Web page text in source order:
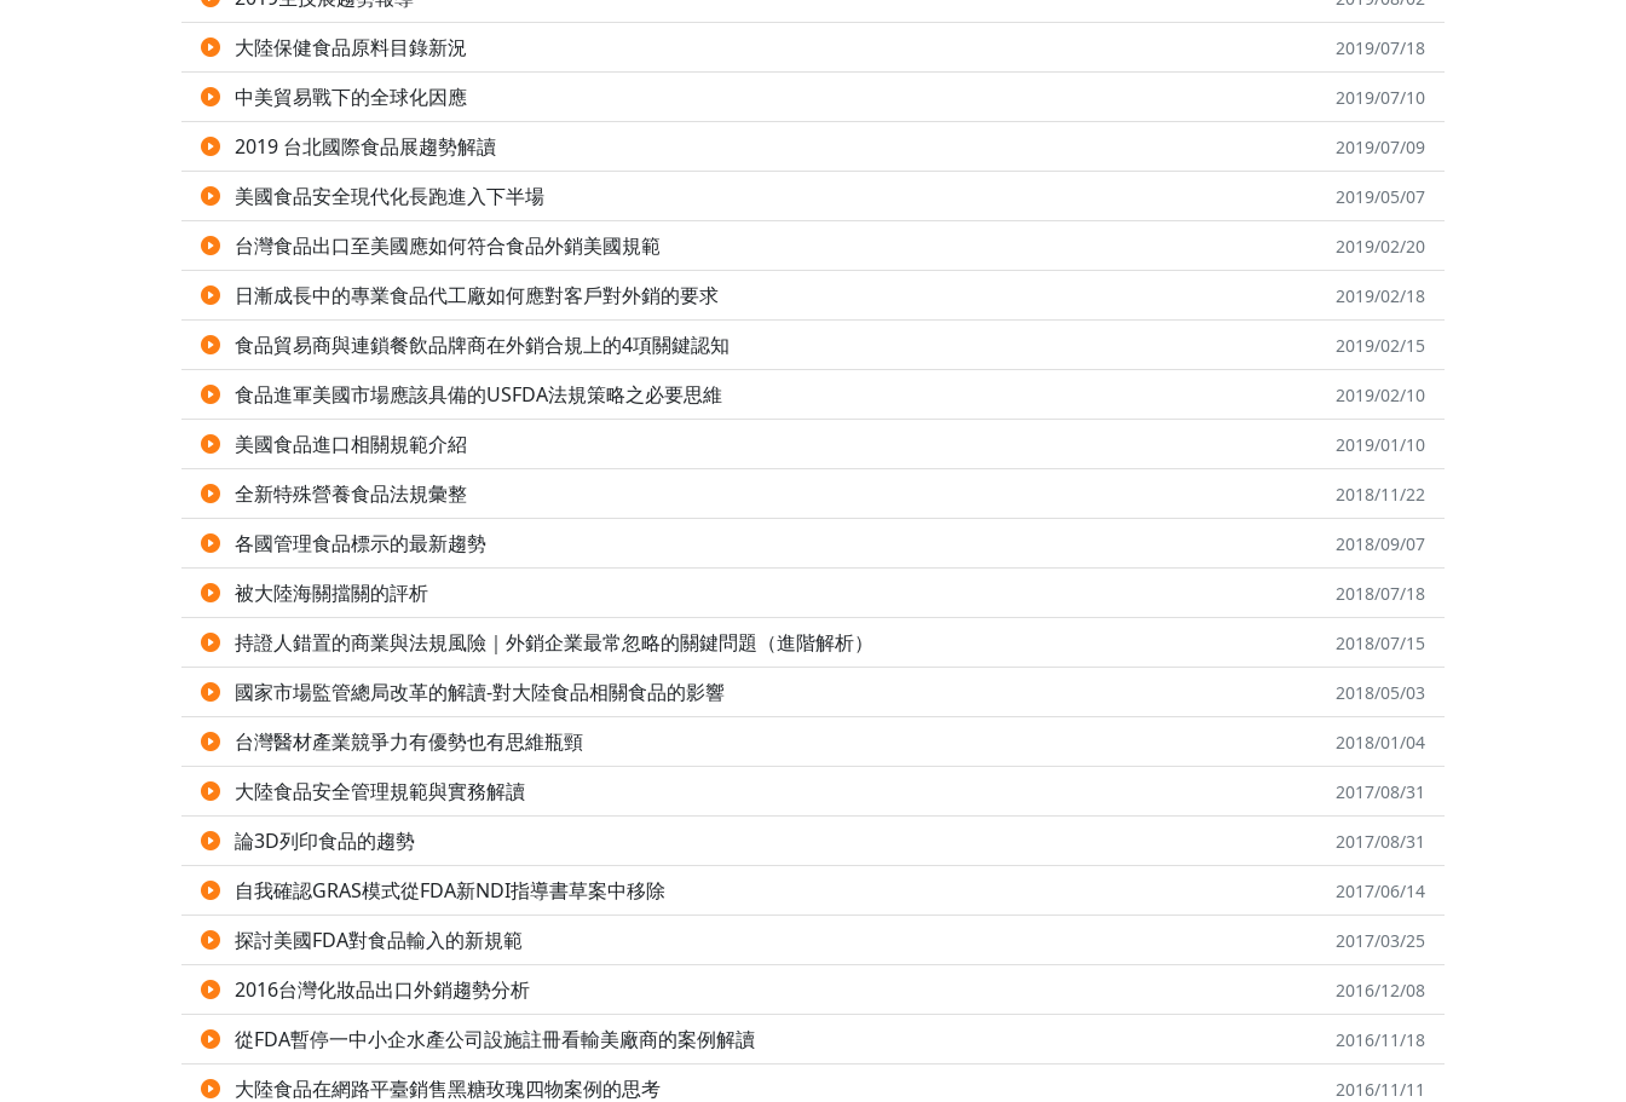
大陸保健食品原料目錄新況 2019/07/18
中美貿易戰下的全球化因應 2019/07/10
2019 台北國際食品展趨勢解讀 2019/07/09
美國食品安全現代化長跑進入下半場 2019/05/07
台灣食品出口至美國應如何符合食品外銷美國規範 2019/02/20
日漸成長中的專業食品代工廠如何應對客戶對外銷的要求 2019/02/18
食品貿易商與連鎖餐飲品牌商在外銷合規上的4項關鍵認知 2019/02/15
食品進軍美國市場應該具備的USFDA法規策略之必要思維 2019/02/10
美國食品進口相關規範介紹 2019/01/10
全新特殊營養食品法規彙整 2018/11/22
各國管理食品標示的最新趨勢 2018/09/07
被大陸海關擋關的評析 2018/07/18
持證人錯置的商業與法規風險｜外銷企業最常忽略的關鍵問題（進階解析） 2018/07/15
國家市場監管總局改革的解讀-對大陸食品相關食品的影響 2018/05/03
台灣醫材產業競爭力有優勢也有思維瓶頸 2018/01/04
大陸食品安全管理規範與實務解讀 2017/08/31
論3D列印食品的趨勢 2017/08/31
自我確認GRAS模式從FDA新NDI指導書草案中移除 2017/06/14
探討美國FDA對食品輸入的新規範 2017/03/25
2016台灣化妝品出口外銷趨勢分析 2016/12/08
從FDA暫停一中小企水產公司設施註冊看輸美廠商的案例解讀 2016/11/18
大陸食品在網路平臺銷售黑糖玫瑰四物案例的思考 2016/11/11